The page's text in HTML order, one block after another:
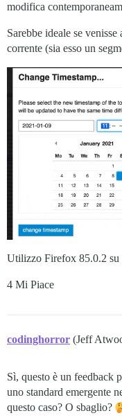
modifica
Sarebbe ideale se
corrente (sia esso un
Utilizzo Firefox 85.0.2 su
4 Mi Piace
codinghorror (Jeff
Sì, questo è un feedback
uno standard emergente
questo caso? O sbaglio?